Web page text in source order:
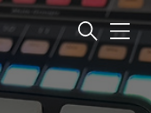
메
뉴